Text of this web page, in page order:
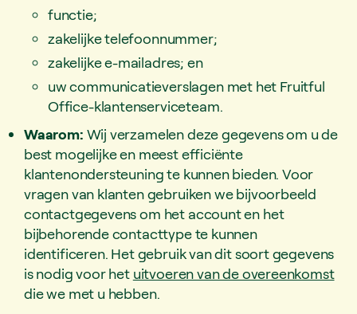
functie;
zakelijke telefoonnummer;
zakelijke e-mailadres; en
uw communicatieverslagen met het Fruitful
Office-klantenserviceteam.
Waarom: Wij verzamelen deze gegevens om u de
best mogelijke en meest efficiënte
klantenondersteuning te kunnen bieden. Voor
vragen van klanten gebruiken we bijvoorbeeld
contactgegevens om het account en het
bijbehorende contacttype te kunnen
identificeren. Het gebruik van dit soort gegevens
is nodig voor het uitvoeren van de overeenkomst
die we met u hebben.